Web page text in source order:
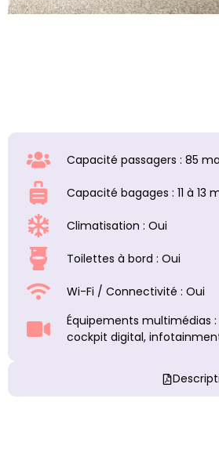
Capacité passagers : 85
Capacité bagages : 11 à 13
Climatisation : Oui
Toilettes à bord : Oui
Wi-Fi / Connectivité : Oui
Équipements multimédias
cockpit digital,